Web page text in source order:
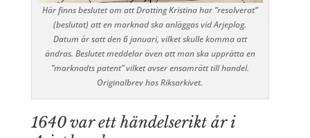
Här finns beslutet om att Drotting Kristina har ”resolverat”
(beslutat) att en marknad ska anläggas vid Arjeplog.
Datum är satt den 6 januari, vilket skulle komma att
ändras. Beslutet meddelar även att man ska upprätta en
”marknadts patent” vilket avser ensamrätt till handel.
Originalbrev hos Riksarkivet.
1640 var ett händelserikt år i